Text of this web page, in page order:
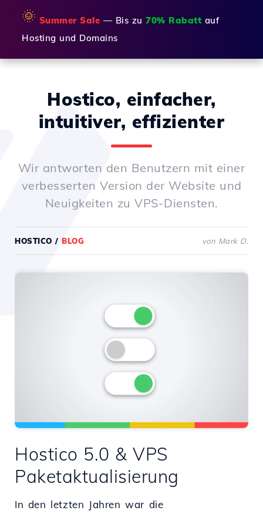
🌞 Summer Sale — Bis zu 70% Rabatt auf
Hosting und Domains
Hostico, einfacher,
intuitiver, effizienter
Wir antworten den Benutzern mit einer
verbesserten Version der Website und
Neuigkeiten zu VPS-Diensten.
HOSTICO / BLOG von Mark D.
Hostico 5.0 & VPS
Paketaktualisierung
In den letzten Jahren war die